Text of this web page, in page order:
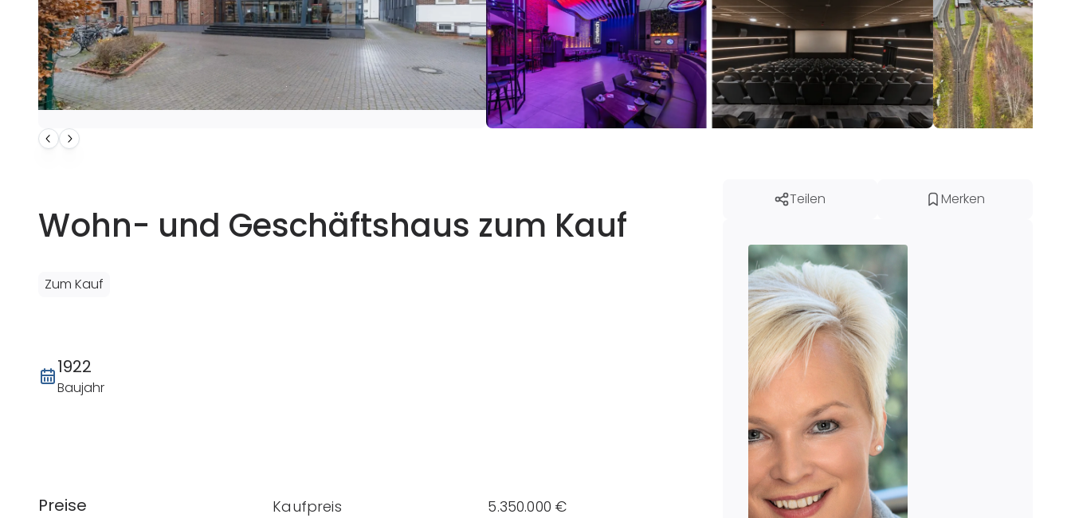
Wohn- und Geschäftshaus zum Kauf
Zum Kauf
1922
Baujahr
Preise Kaufpreis 5.350.000 €
Teilen Merken